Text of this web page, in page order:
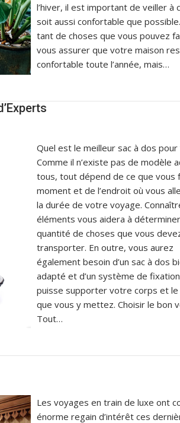
l’hiver, il est important de veiller à
soit aussi confortable que
tant de choses que vous pouvez
vous assurer que votre maison
confortable toute l’année, mais…
Quel est le meilleur sac à dos pour
Comme il n’existe pas de modèle
tous, tout dépend de ce que vous
moment et de l’endroit où vous
la durée de votre voyage.
éléments vous aidera à
quantité de choses que vous
transporter. En outre, vous aurez
également besoin d’un sac à dos
adapté et d’un système de
puisse supporter votre corps et le
que vous y mettez. Choisir le bon
Tout…
Les voyages en train de luxe ont
énorme regain d’intérêt ces